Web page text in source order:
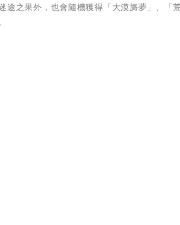
途之果外，也會隨機獲得「大漠旖夢」、